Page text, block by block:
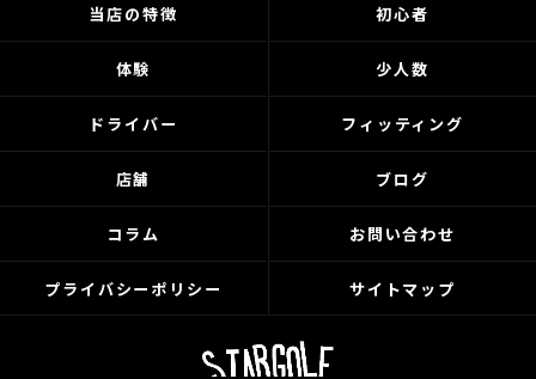
当店の特徴 初心者
体験 少人数
ドライバー フィッティング
店舗 ブログ
コラム お問い合わせ
プライバシーポリシー サイトマップ